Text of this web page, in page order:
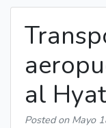
al
Posted on Mayo